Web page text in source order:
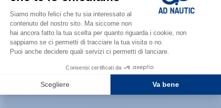
Consegna gratisin negozio
Pagamento sicuro